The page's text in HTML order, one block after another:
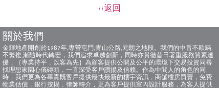
‹‹返回
關於我們
金輝地產開創於1987年,專營屯門,青山公路,元朗之地段。我們的中旨不欺瞞,
不繁複,漸隨時代轉變，我們追求卓越創新，同時亦貫徹昔日著重服務質素達
優，｛專業持平，以客為先｝為顧客提供公開及公平的環境下交易投資同尋
找理想家園心儀磚頭，一直深受客戶讚揚及信賴。作為中間人的角色的同
時，我們更為各專貴既客戶提供最快最新的樓宇資訊，商舖樓房買賣，免費
物業估價，銀行按揭，律師轉介，更為客戶提供室內設計服務，為客人提供